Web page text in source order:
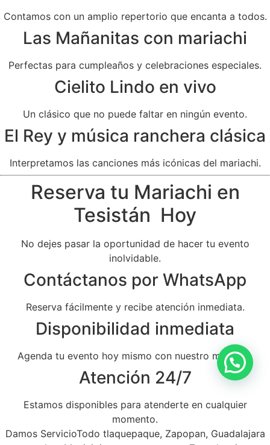
Contamos con un amplio repertorio que encanta a todos.
Las Mañanitas con mariachi
Perfectas para cumpleaños y celebraciones especiales.
Cielito Lindo en vivo
Un clásico que no puede faltar en ningún evento.
El Rey y música ranchera clásica
Interpretamos las canciones más icónicas del mariachi.
Reserva tu Mariachi en
Tesistán Hoy
No dejes pasar la oportunidad de hacer tu evento
inolvidable.
Contáctanos por WhatsApp
Reserva fácilmente y recibe atención inmediata.
Disponibilidad inmediata
Agenda tu evento hoy mismo con nuestro mariachi.
Atención 24/7
Estamos disponibles para atenderte en cualquier
momento.
Damos ServicioTodo tlaquepaque, Zapopan, Guadalajara